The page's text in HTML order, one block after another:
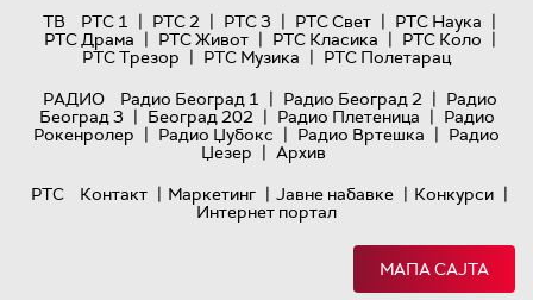
ТВ
РТС 1 | РТС 2 | РТС 3 | РТС Свет | РТС Наука |
РТС Драма | РТС Живот | РТС Класика | РТС Коло |
РТС Трезор | РТС Музика | РТС Полетарац
РАДИО
Радио Београд 1 | Радио Београд 2 | Радио
Београд 3 | Београд 202 | Радио Плетеница | Радио
Рокенролер | Радио Џубокс | Радио Вртешка | Радио
Џезер | Архив
РТС
Контакт | Маркетинг | Јавне набавке | Конкурси |
Интернет портал
МАПА САЈТА